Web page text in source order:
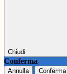
Chiudi
Conferma
Annulla Conferma